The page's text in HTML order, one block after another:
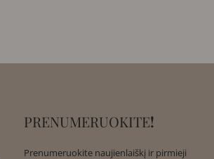
PRENUMERUOKITE!
Prenumeruokite naujienlaiškį ir pirmieji